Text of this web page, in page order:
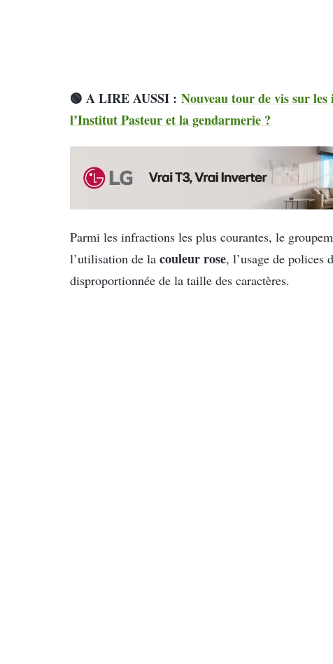
🟢 A LIRE AUSSI : Nouveau tour de vis sur
l’Institut Pasteur et la gendarmerie ?
Parmi les infractions les plus courantes, le
l’utilisation de la couleur rose, l’usage de polices
disproportionnée de la taille des caractères.